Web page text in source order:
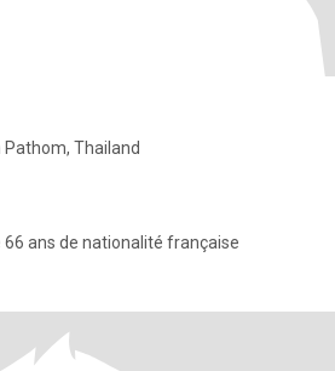
Pathom, Thailand
ans de nationalité française